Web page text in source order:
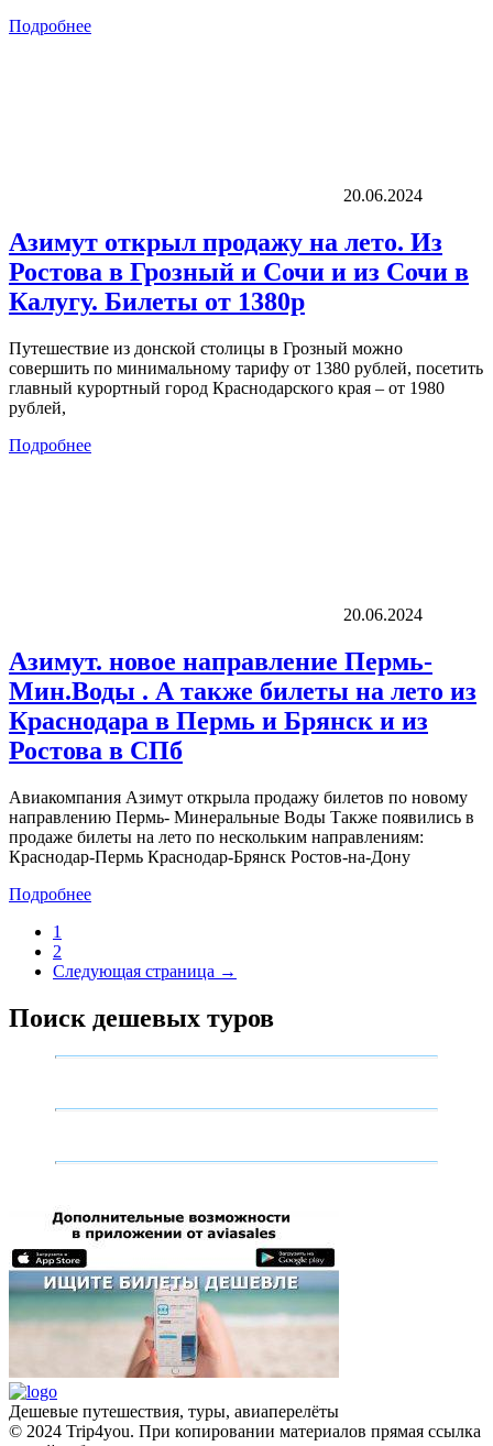
Подробнее
20.06.2024
Азимут открыл продажу на лето. Из
Ростова в Грозный и Сочи и из Сочи в
Калугу. Билеты от 1380р
Путешествие из донской столицы в Грозный можно
совершить по минимальному тарифу от 1380 рублей, посетить
главный курортный город Краснодарского края – от 1980
рублей,
Подробнее
20.06.2024
Азимут. новое направление Пермь-
Мин.Воды . А также билеты на лето из
Краснодара в Пермь и Брянск и из
Ростова в СПб
Авиакомпания Азимут открыла продажу билетов по новому
направлению Пермь- Минеральные Воды Также появились в
продаже билеты на лето по нескольким направлениям:
Краснодар-Пермь Краснодар-Брянск Ростов-на-Дону
Подробнее
1
2
Следующая страница →
Поиск дешевых туров
Дешевые путешествия, туры, авиаперелёты
© 2024 Trip4you. При копировании материалов прямая ссылка